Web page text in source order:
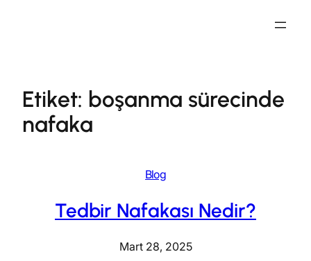
Etiket: boşanma sürecinde
nafaka
Blog
Tedbir Nafakası Nedir?
Mart 28, 2025